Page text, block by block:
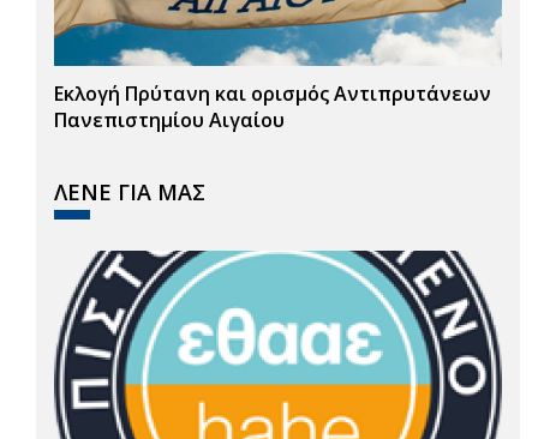
Εκλογή Πρύτανη και ορισμός Αντιπρυτάνεων
Πανεπιστημίου Αιγαίου
ΛΕΝΕ ΓΙΑ ΜΑΣ